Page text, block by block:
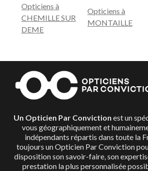
Opticiens à
CHEMILLE SUR
DEME
Opticiens à
MONTAILLE
Un Opticien Par Conviction est un
vous géographiquement et
indépendants répartis dans toute la
toujours un Opticien Par Conviction
disposition son savoir-faire, son
prestation la plus personnalisée